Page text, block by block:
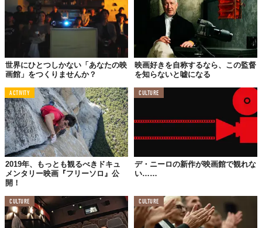
世界にひとつしかない「あなたの映
画館」をつくりませんか？
映画好きを自称するなら、この監督
を知らないと嘘になる
ACTIVITY
2019年、もっとも観るべきドキュ
メンタリー映画『フリーソロ』公
開！
CULTURE
デ・ニーロの新作が映画館で観れな
い……
CULTURE CULTURE